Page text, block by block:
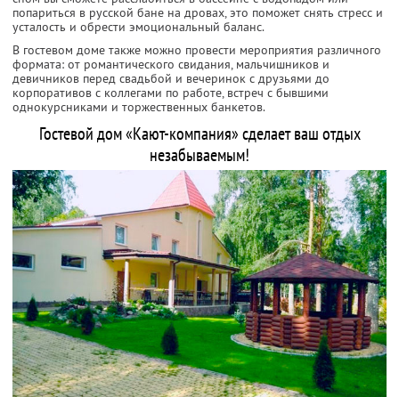
попариться в русской бане на дровах, это поможет снять стресс и
усталость и обрести эмоциональный баланс.
В гостевом доме также можно провести мероприятия различного
формата: от романтического свидания, мальчишников и
девичников перед свадьбой и вечеринок с друзьями до
корпоративов с коллегами по работе, встреч с бывшими
однокурсниками и торжественных банкетов.
Гостевой дом «Кают-компания» сделает ваш отдых
незабываемым!